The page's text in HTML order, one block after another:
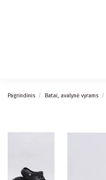
Pagrindinis Batai, avalynė vyrams